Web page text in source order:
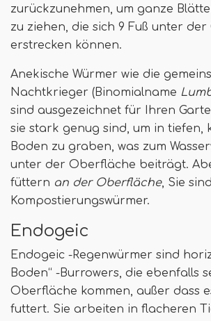
zurückzunehmen, um ganze
zu ziehen, die sich 9 Fuß unter
erstrecken können.
Anekische Würmer wie die
Nachtkrieger (Binomialname
sind ausgezeichnet für Ihren
sie stark genug sind, um in tiefen,
Boden zu graben, was zum
unter der Oberfläche beiträgt.
füttern an der Oberfläche, Sie
Kompostierungswürmer.
Endogeic
Endogeic -Regenwürmer sind
Boden“ -Burrowers, die ebenfalls
Oberfläche kommen, außer dass
futtert. Sie arbeiten in flacheren